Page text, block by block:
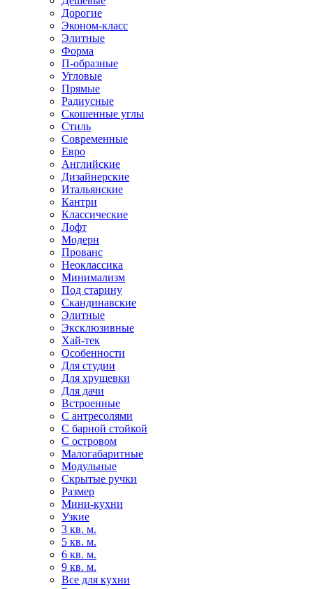
Дорогие
Эконом-класс
Элитные
Форма
П-образные
Угловые
Прямые
Радиусные
Скошенные углы
Стиль
Современные
Евро
Английские
Дизайнерские
Итальянские
Кантри
Классические
Лофт
Модерн
Прованс
Неоклассика
Минимализм
Под старину
Скандинавские
Элитные
Эксклюзивные
Хай-тек
Особенности
Для студии
Для хрущевки
Для дачи
Встроенные
С антресолями
С барной стойкой
С островом
Малогабаритные
Модульные
Скрытые ручки
Размер
Мини-кухни
Узкие
3 кв. м.
5 кв. м.
6 кв. м.
9 кв. м.
Все для кухни